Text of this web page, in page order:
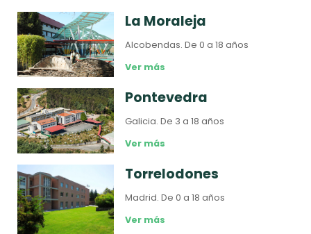
La Moraleja
Alcobendas.De 0 a 18 años
Ver más
Pontevedra
Galicia.De 3 a 18 años
Ver más
Torrelodones
Madrid.De 0 a 18 años
Ver más